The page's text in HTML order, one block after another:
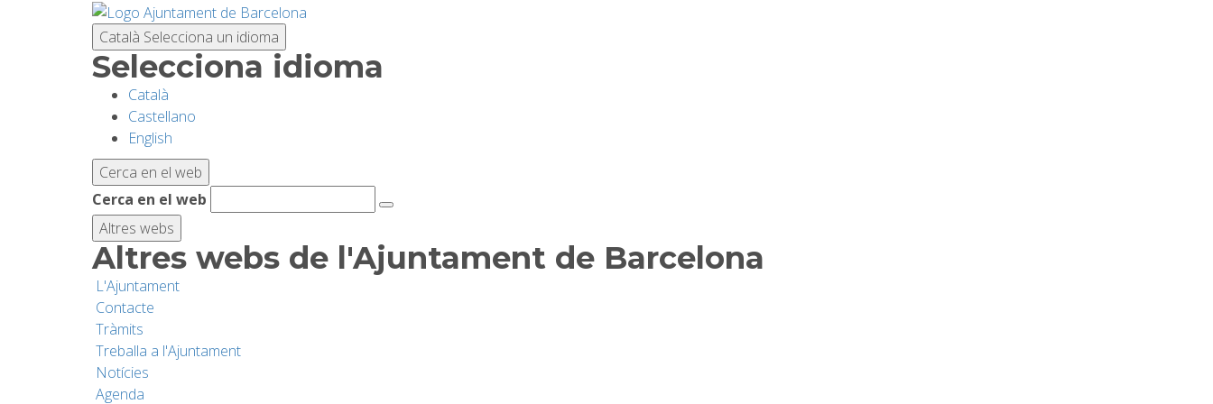
Català Selecciona un idioma
Selecciona idioma
Català
Castellano
English
Cerca en el web
Cerca en el web
Altres webs
Altres webs de l'Ajuntament de Barcelona
L'Ajuntament
Contacte
Tràmits
Treballa a l'Ajuntament
Notícies
Agenda